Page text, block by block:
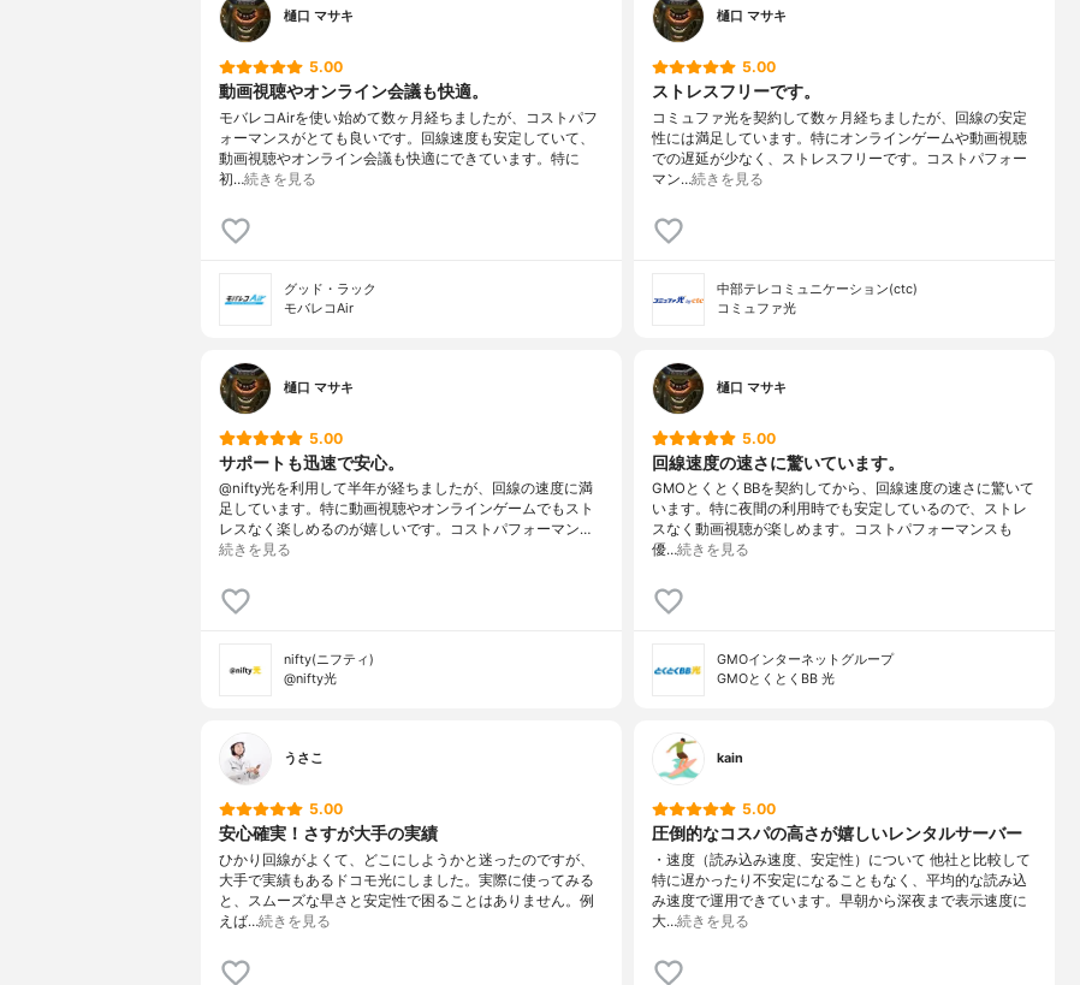
樋口 マサキ
5.00
動画視聴やオンライン会議も快適。
モバレコAirを使い始めて数ヶ月経ちましたが、コストパフ
ォーマンスがとても良いです。回線速度も安定していて、
動画視聴やオンライン会議も快適にできています。特に
初…続きを見る
グッド・ラック
モバレコAir
樋口 マサキ
5.00
ストレスフリーです。
コミュファ光を契約して数ヶ月経ちましたが、回線の安定
性には満足しています。特にオンラインゲームや動画視聴
での遅延が少なく、ストレスフリーです。コストパフォー
マン…続きを見る
中部テレコミュニケーション(ctc)
コミュファ光
樋口 マサキ
5.00
サポートも迅速で安心。
@nifty光を利用して半年が経ちましたが、回線の速度に満
足しています。特に動画視聴やオンラインゲームでもスト
レスなく楽しめるのが嬉しいです。コストパフォーマン…
続きを見る
nifty(ニフティ)
@nifty光
樋口 マサキ
5.00
回線速度の速さに驚いています。
GMOとくとくBBを契約してから、回線速度の速さに驚いて
います。特に夜間の利用時でも安定しているので、ストレ
スなく動画視聴が楽しめます。コストパフォーマンスも
優…続きを見る
GMOインターネットグループ
GMOとくとくBB 光
うさこ
5.00
安心確実！さすが大手の実績
ひかり回線がよくて、どこにしようかと迷ったのですが、
大手で実績もあるドコモ光にしました。実際に使ってみる
と、スムーズな早さと安定性で困ることはありません。例
えば…続きを見る
kain
5.00
圧倒的なコスパの高さが嬉しいレンタルサーバー
・速度（読み込み速度、安定性）について 他社と比較して
特に遅かったり不安定になることもなく、平均的な読み込
み速度で運用できています。早朝から深夜まで表示速度に
大…続きを見る